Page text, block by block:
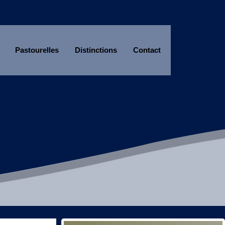
Pastourelles Distinctions Contact
Année
Mois
Année
Mois